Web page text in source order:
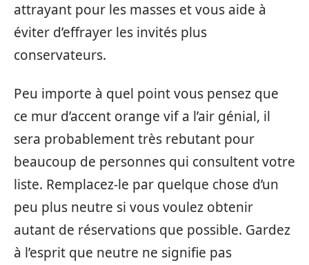
attrayant pour les masses et vous aide à
éviter d’effrayer les invités plus
conservateurs.
Peu importe à quel point vous pensez que
ce mur d’accent orange vif a l’air génial, il
sera probablement très rebutant pour
beaucoup de personnes qui consultent votre
liste. Remplacez-le par quelque chose d’un
peu plus neutre si vous voulez obtenir
autant de réservations que possible. Gardez
à l’esprit que neutre ne signifie pas